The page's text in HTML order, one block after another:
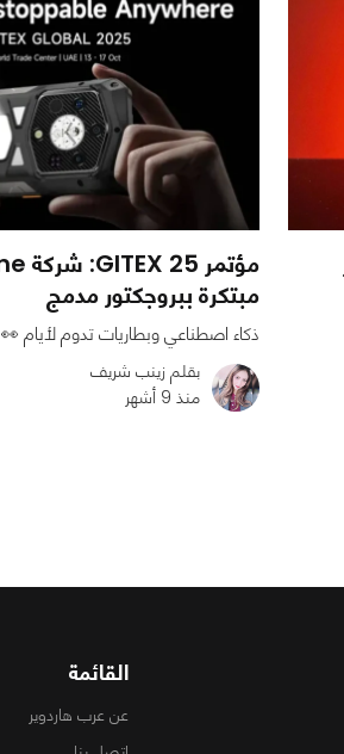
مبتكرة ببروجكتور مدمج
ذكاء اصطناعي وبطاريات تدوم لأيام 👀
بقلم زينب شريف
منذ 9 أشهر
القائمة
عن عرب هاردوير